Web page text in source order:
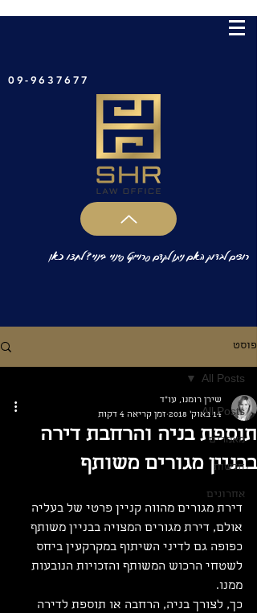
09-9637677
רוצים לבדוק האם ניתן לקדם פרוייקט פינוי בינוי? לחצו כאן
פוסט
All Posts
מאמרים
חדשות
אחרונים
All Posts
תוספת בניה והרחבת דירה
בבניין מגורים משותף
שירן רומנו, עו"ד
14 באוק׳ 2018
זמן קריאה 4 דקות
דירת מגורים מהווה קניין פרטי של בעליה
אולם, דירת מגורים המצויה בבניין משותף
כפופה גם לדיני השיתוף במקרקעין ביחס
לשטחי הרכוש המשותף והזכויות הנובעות
ממנו.
כך, לצורך בניה, הרחבה או תוספת לדירה